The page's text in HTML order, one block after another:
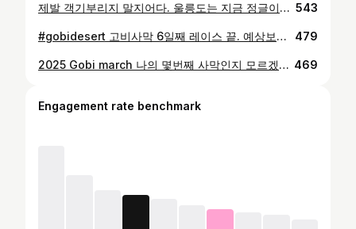
제발 객기부리지 말지어다. 울릉도는 지금 정글이다. 거기에 더해 여름이고 40km 거리에 누적고도 3,000m가 넘는다. 오늘 선발대 코스 정비하고 마킹하다 죽을뻔했다. 13km 정비하며 가는데 8시간 걸렸다. 왠만하면 CP2 지나서 숏컷을 타길 간절히 호소한다. 개인도 힘들지만 우리도 힘들다. 아마도 국내 최강의 난이도가 될 듯 하다. 국제대회인 만큼 CP2, CP3에서 한치의 오차없이 제한시간 규정대로 적용한다. CP3에서는 안전을 위해 일정시간 이후 무조건 헤드랜턴 검사. 없을 경우 실격. 현명한 숏컷 코스 선택을 바란다. 욕심부리지 말고 행복한 오후 시간을 즐기시길… #answer600 #앤서600 #울릉도 #울릉도국제트레일러닝대회 #osk #oskstore #oskstyle #아웃도어스포츠코리아 543
#gobidesert 고비사막 6일째 레이스 끝. 예상보다 덥고 힘들고 여기저기 아프고. 이젠 누굴 도와주고 할 힘도 여력도 없다. 그래도 원없이 나만의 달리기를 했다. 다음 사막 대회 선수 참가는 당분간 없을 예정. 내일 7km 마지막 스테이지 #racingtheplanet #4deserts 479
2025 Gobi march 나의 몇번째 사막인지 모르겠다. 여하튼 고비사막은 2003년 둔황 1회 대회부터 꾸준히 참가하고 있다. 서른 하나 사하라 쉰넷의 고비사막 사막에서 길을 찾다. 나의 파란만장 히스토리 아직 길을 찾고 있는지 아니면 찾았는지… @lawyer.on.thedesert 덕분에 새로운 몽골 형님 @gambaa_ah 을 알게되었고 예전에 하려다 귀찮아서 말았던 아시아 시리즈 연합을 해볼까 구상을 한다. 내일 집에가면 푹쉬자. 원래 고비사막 대회가 이렇게 힘들었나? #racingtheplanet #4deserts #mongolia #고비사막 #울란바토르 #osk #oskstore #oskstyle #outdoorsportskorea #아웃도어스포츠코리아 469
Engagement rate benchmark